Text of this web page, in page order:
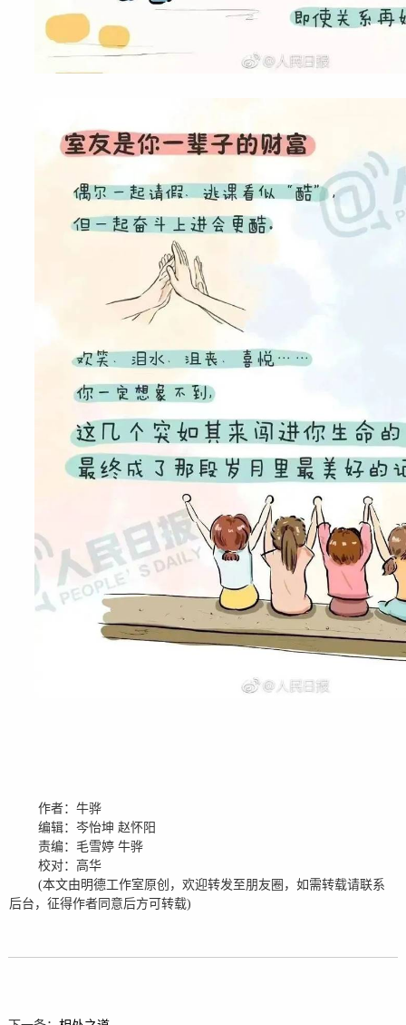
作者：牛骅
编辑：岑怡坤 赵怀阳
责编：毛雪婷 牛骅
校对：高华
(本文由明德工作室原创，欢迎转发至朋友圈，如需转载请联系
后台，征得作者同意后方可转载)